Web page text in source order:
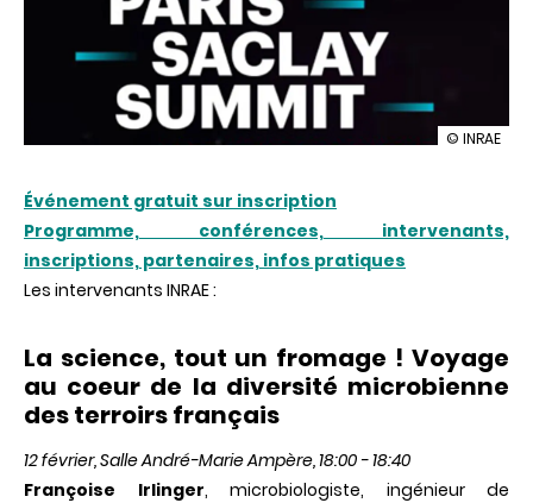
illustration
Saclay
© INRAE
Événement gratuit sur inscription
Programme, conférences, intervenants,
inscriptions, partenaires, infos pratiques
Les intervenants INRAE :
La science, tout un fromage ! Voyage
au coeur de la diversité microbienne
des terroirs français
12 février, Salle André-Marie Ampère, 18:00 - 18:40
Françoise Irlinger, microbiologiste, ingénieur de